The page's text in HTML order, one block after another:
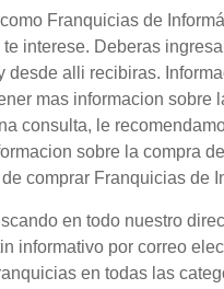
Franquicias de
interese. Deberas
alli recibiras.
mas informacion sobre
consulta, le
sobre la compra
comprar Franquicias de
en todo nuestro
informativo por correo
en todas las